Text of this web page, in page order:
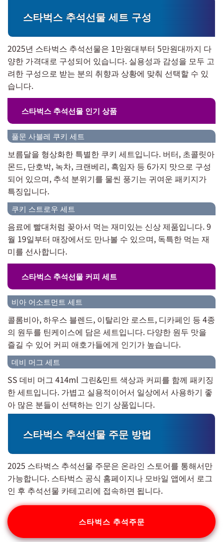
스타벅스 추석선물 세트 구성
2025년 스타벅스 추석선물은 1만원대부터 5만원대까지 다
양한 가격대로 구성되어 있습니다. 실용성과 감성을 모두 고
려한 구성으로 받는 분의 취향과 상황에 맞춰 선택할 수 있
습니다.
스타벅스 추석선물 인기 상품
풀문 사블레 쿠키 세트
보름달을 형상화한 특별한 쿠키 세트입니다. 버터, 초콜릿아
몬드, 단호박, 녹차, 크랜베리, 흑임자 등 6가지 맛으로 구성
되어 있으며, 추석 분위기를 물씬 풍기는 귀여운 패키지가
특징입니다.
쿠키 스트로우 세트
음료에 빨대처럼 꽂아서 먹는 재미있는 신상 제품입니다. 9
월 19일부터 매장에서도 만나볼 수 있으며, 독특한 먹는 재
미를 선사합니다.
스타벅스 추석선물 커피 세트
비아 어소트먼트 세트
콜롬비아, 하우스 블렌드, 이탈리안 로스트, 디카페인 등 4종
의 원두를 틴케이스에 담은 세트입니다. 다양한 원두 맛을
즐길 수 있어 커피 애호가들에게 인기가 높습니다.
데비 머그 세트
SS 데비 머그 414ml 그린&민트 색상과 커피를 함께 패키징
한 세트입니다. 가볍고 실용적이어서 일상에서 사용하기 좋
아 많은 분들이 선택하는 인기 상품입니다.
스타벅스 추석선물 주문 방법
2025 스타벅스 추석선물 주문은 온라인 스토어를 통해서만
가능합니다. 스타벅스 공식 홈페이지나 모바일 앱에서 로그
인 후 추석선물 카테고리에 접속하면 됩니다.
스타벅스 추석주문